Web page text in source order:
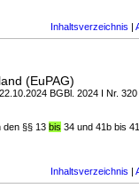
Inhaltsverzeichnis |
(EuPAG)
BGBl. 2024 I Nr. 320
den §§ 13 bis 34 und 41b bis
Inhaltsverzeichnis |